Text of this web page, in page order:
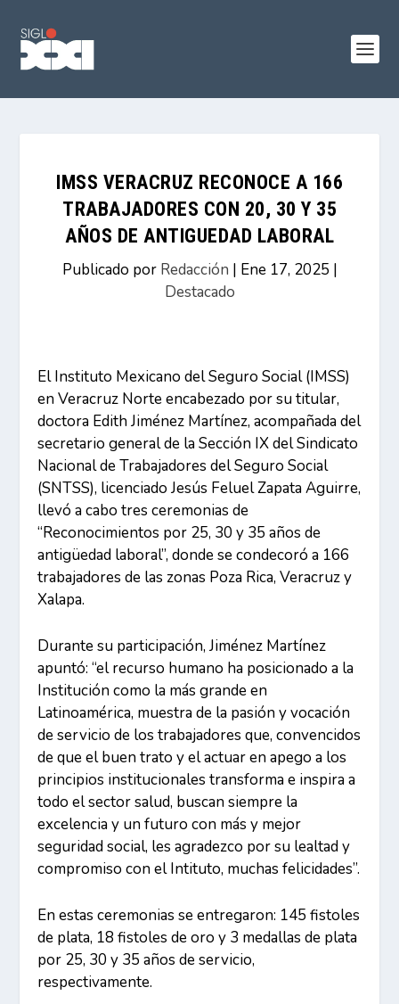
IMSS VERACRUZ RECONOCE A 166
TRABAJADORES CON 20, 30 Y 35
AÑOS DE ANTIGUEDAD LABORAL
Publicado por Redacción | Ene 17, 2025 |
Destacado
El Instituto Mexicano del Seguro Social (IMSS)
en Veracruz Norte encabezado por su titular,
doctora Edith Jiménez Martínez, acompañada del
secretario general de la Sección IX del Sindicato
Nacional de Trabajadores del Seguro Social
(SNTSS), licenciado Jesús Feluel Zapata Aguirre,
llevó a cabo tres ceremonias de
“Reconocimientos por 25, 30 y 35 años de
antigüedad laboral”, donde se condecoró a 166
trabajadores de las zonas Poza Rica, Veracruz y
Xalapa.
Durante su participación, Jiménez Martínez
apuntó: “el recurso humano ha posicionado a la
Institución como la más grande en
Latinoamérica, muestra de la pasión y vocación
de servicio de los trabajadores que, convencidos
de que el buen trato y el actuar en apego a los
principios institucionales transforma e inspira a
todo el sector salud, buscan siempre la
excelencia y un futuro con más y mejor
seguridad social, les agradezco por su lealtad y
compromiso con el Intituto, muchas felicidades”.
En estas ceremonias se entregaron: 145 fistoles
de plata, 18 fistoles de oro y 3 medallas de plata
por 25, 30 y 35 años de servicio,
respectivamente.